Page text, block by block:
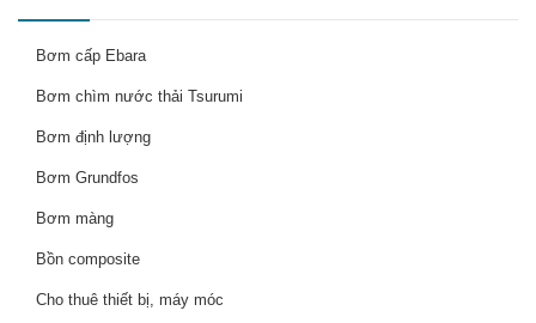
Bơm cấp Ebara
Bơm chìm nước thải Tsurumi
Bơm định lượng
Bơm Grundfos
Bơm màng
Bồn composite
Cho thuê thiết bị, máy móc